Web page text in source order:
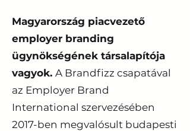
Magyarország piacvezető
employer branding
ügynökségének társalapítója
vagyok. A Brandfizz csapatával
az Employer Brand
International szervezésében
2017-ben megvalósult budapesti